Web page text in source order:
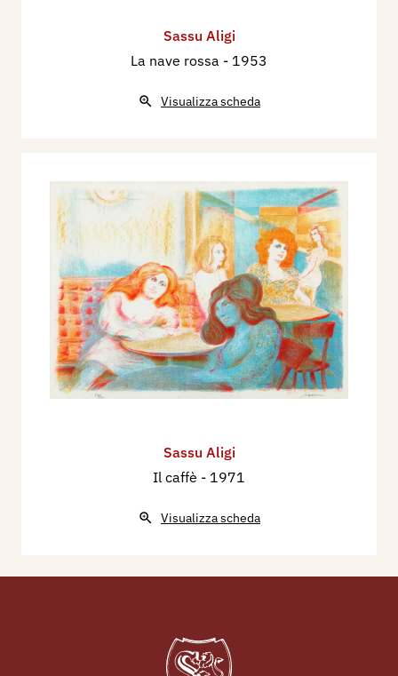
Sassu Aligi
La nave rossa - 1953
Visualizza scheda
Sassu Aligi
Il caffè - 1971
Visualizza scheda